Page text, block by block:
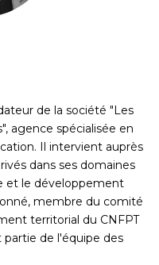
de la société "Les
agence spécialisée en
Il intervient auprès
dans ses domaines
et le développement
membre du comité
territorial du CNFPT
partie de l'équipe des